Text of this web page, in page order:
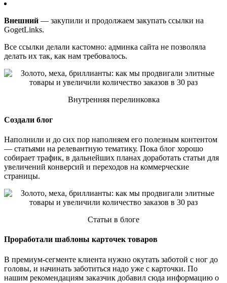
Внешний — закупили и продолжаем закупать ссылки на
GogetLinks.
Все ссылки делали кастомно: админка сайта не позволяла
делать их так, как нам требовалось.
Внутренняя перелинковка
Создали блог
Наполнили и до сих пор наполняем его полезным контентом
— статьями на релевантную тематику. Пока блог хорошо
собирает трафик, в дальнейших планах доработать статьи для
увеличений конверсий и переходов на коммерческие
страницы.
Статьи в блоге
Проработали шаблоны карточек товаров
В премиум-сегменте клиента нужно окутать заботой с ног до
головы, и начинать заботиться надо уже с карточки. По
нашим рекомендациям заказчик добавил сюда информацию о